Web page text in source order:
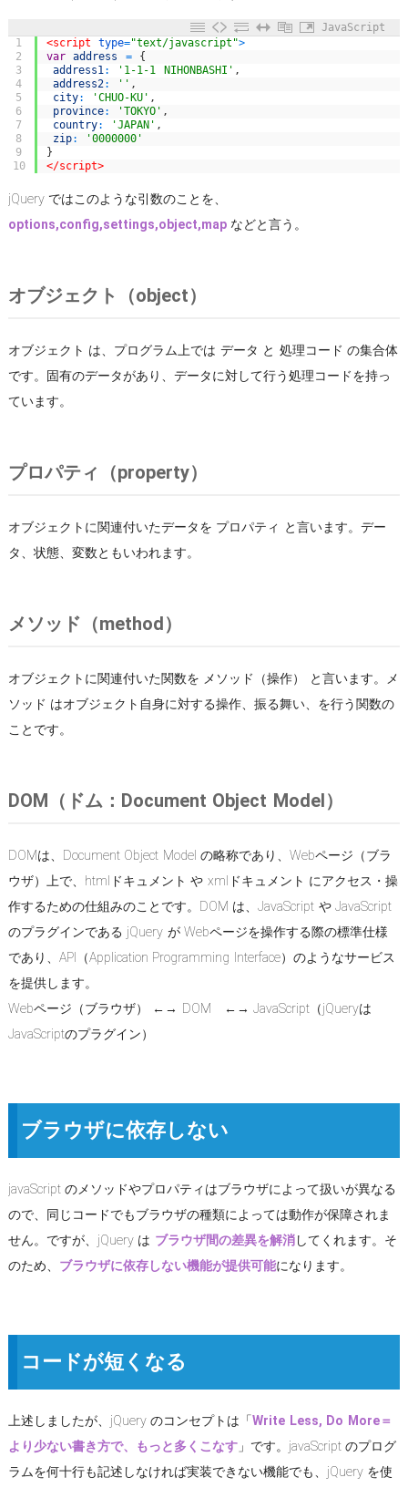
JavaScript
1
2
3
4
5
6
7
8
9
10
<script type="text/javascript">
var
address =
{
address1: '1-1-1 NIHONBASHI' ,
address2: '' ,
city: 'CHUO-KU' ,
province: 'TOKYO' ,
country: 'JAPAN' ,
zip:
'0000000'
}
</script>
jQuery ではこのような引数のことを、
options,config,settings,object,mapなどと言う。
オブジェクト（object）
オブジェクト は、プログラム上では データ と 処理コード の集合体
です。固有のデータがあり、データに対して行う処理コードを持っ
ています。
プロパティ（property）
オブジェクトに関連付いたデータを プロパティ と言います。デー
タ、状態、変数ともいわれます。
メソッド（method）
オブジェクトに関連付いた関数を メソッド（操作） と言います。メ
ソッド はオブジェクト自身に対する操作、振る舞い、を行う関数の
ことです。
DOM（ドム：Document Object Model）
DOMは、Document Object Model の略称であり、Webページ（ブラ
ウザ）上で、htmlドキュメント や xmlドキュメント にアクセス・操
作するための仕組みのことです。DOM は、JavaScript や JavaScript
のプラグインである jQuery が Webページを操作する際の標準仕様
であり、API（Application Programming Interface）のようなサービス
を提供します。
Webページ（ブラウザ） ←→ DOM ←→ JavaScript（jQueryは
JavaScriptのプラグイン）
ブラウザに依存しない
javaScript のメソッドやプロパティはブラウザによって扱いが異なる
ので、同じコードでもブラウザの種類によっては動作が保障されま
せん。ですが、jQuery は ブラウザ間の差異を解消してくれます。そ
のため、 ブラウザに依存しない機能が提供可能になります。
コードが短くなる
上述しましたが、jQuery のコンセプトは「Write Less, Do More＝
より少ない書き方で、もっと多くこなす」です。javaScript のプログ
ラムを何十行も記述しなければ実装できない機能でも、jQuery を使